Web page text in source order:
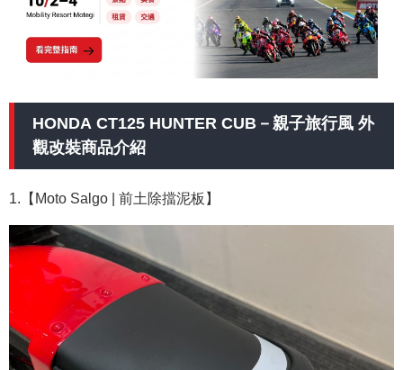
HONDA CT125 HUNTER CUB－親子旅行風 外
觀改裝商品介紹
1.【Moto Salgo | 前土除擋泥板 】